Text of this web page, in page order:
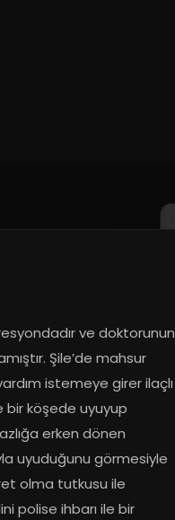
ve doktorunun
Şile’de mahsur
istemeye girer ilaçlı
bir köşede uyuyup
erken dönen
uyuduğunu görmesiyle
olma tutkusu ile
polise ihbarı ile bir